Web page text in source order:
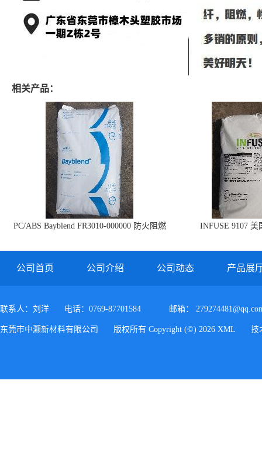
相关产品：
PC/ABS Bayblend FR3010-000000 防火阻燃
INFUSE 9107 美
公司首页 公司介绍 公司动态 产品展
联系人：刘洋 电话：0769-87701584 邮箱：
东莞市中灏新材料有限公司 版权所有 Copyright (©) 2026 XML 技